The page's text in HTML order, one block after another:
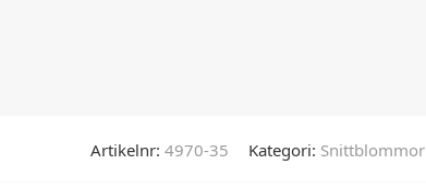
Artikelnr: 4970-35 Kategori: Snittblommor